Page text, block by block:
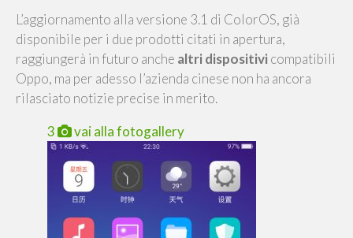
L’aggiornamento alla versione 3.1 di ColorOS, già
disponibile per i due prodotti citati in apertura,
raggiungerà in futuro anche altri dispositivi compatibili
Oppo, ma per adesso l’azienda cinese non ha ancora
rilasciato notizie precise in merito.
3
vai alla fotogallery